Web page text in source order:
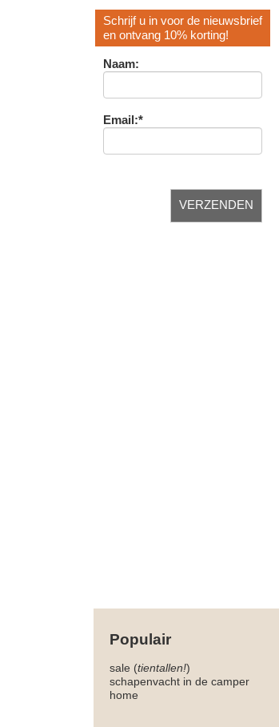
Schrijf u in voor de nieuwsbrief
en ontvang 10% korting!
Naam:
Email:*
Populair
sale (tientallen!)
schapenvacht in de camper
home